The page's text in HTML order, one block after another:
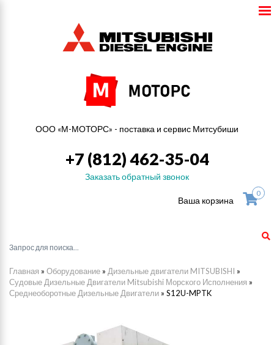
ООО «М-МОТОРС» - поставка и сервис Митсубиши
+7 (812) 462-35-04
Заказать обратный звонок
Ваша корзина
0
Главная » Оборудование » Дизельные двигатели MITSUBISHI »
Судовые Дизельные Двигатели Mitsubishi Морского Исполнения »
Среднеоборотные Дизельные Двигатели » S12U-MPTK